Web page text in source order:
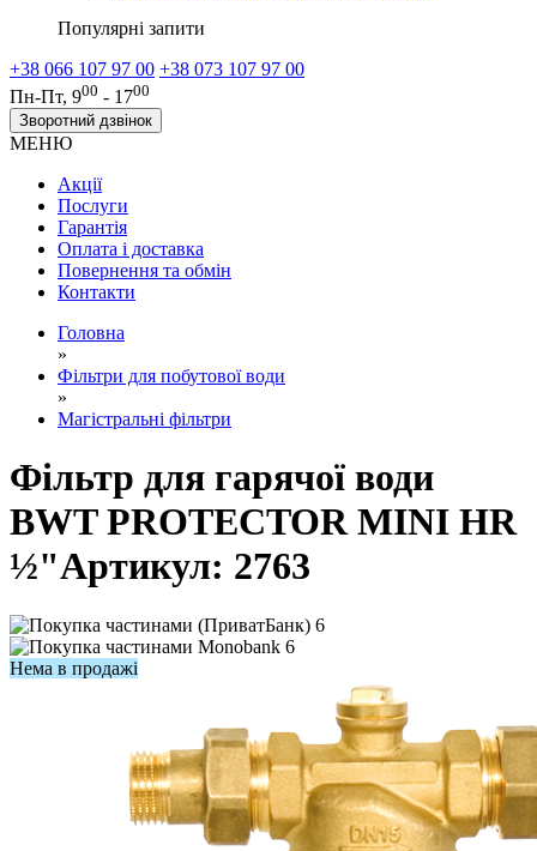
Популярні запити
+38 066 107 97 00 +38 073 107 97 00
Пн-Пт, 900 - 1700
Зворотний дзвінок
МЕНЮ
Акції
Послуги
Гарантія
Оплата і доставка
Повернення та обмін
Контакти
Головна
»
Фільтри для побутової води
»
Магістральні фільтри
Фільтр для гарячої води
BWT PROTECTOR MINI HR
½"Артикул: 2763
6
6
Нема в продажі